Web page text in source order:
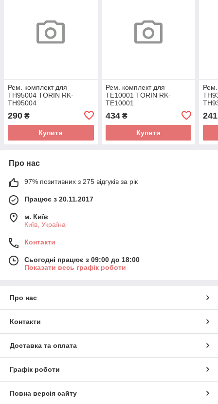
Рем. комплект для
TH95004 TORIN RK-
TH95004
290 ₴
Купити
Рем. комплект для
TE10001 TORIN RK-
TE10001
434₴
Купити
241
Про нас
97% позитивних з 275 відгуків за рік
Працює з 20.11.2017
м. Київ
Київ, Україна
Контакти
Сьогодні працює з 09:00 до 18:00
Показати весь графік роботи
Про нас
Контакти
Доставка та оплата
Графік роботи
Повна версія сайту